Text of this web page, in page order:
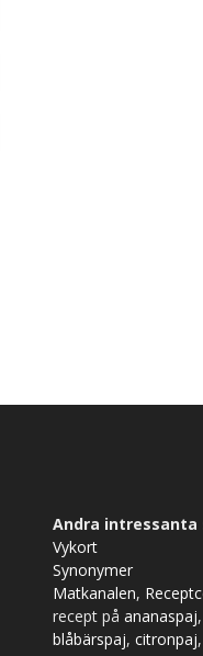
Andra intressanta
Vykort
Synonymer
Matkanalen,
recept på ananaspaj,
blåbärspaj, citronpaj,